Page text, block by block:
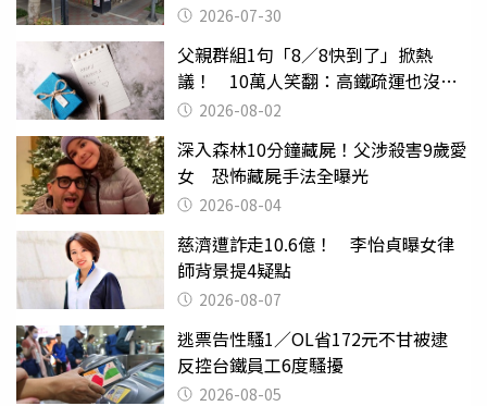
2026-07-30
父親群組1句「8／8快到了」掀熱
議！ 10萬人笑翻：高鐵疏運也沒列
父親節
2026-08-02
深入森林10分鐘藏屍！父涉殺害9歲愛
女 恐怖藏屍手法全曝光
2026-08-04
慈濟遭詐走10.6億！ 李怡貞曝女律
師背景提4疑點
2026-08-07
逃票告性騷1／OL省172元不甘被逮
反控台鐵員工6度騷擾
2026-08-05